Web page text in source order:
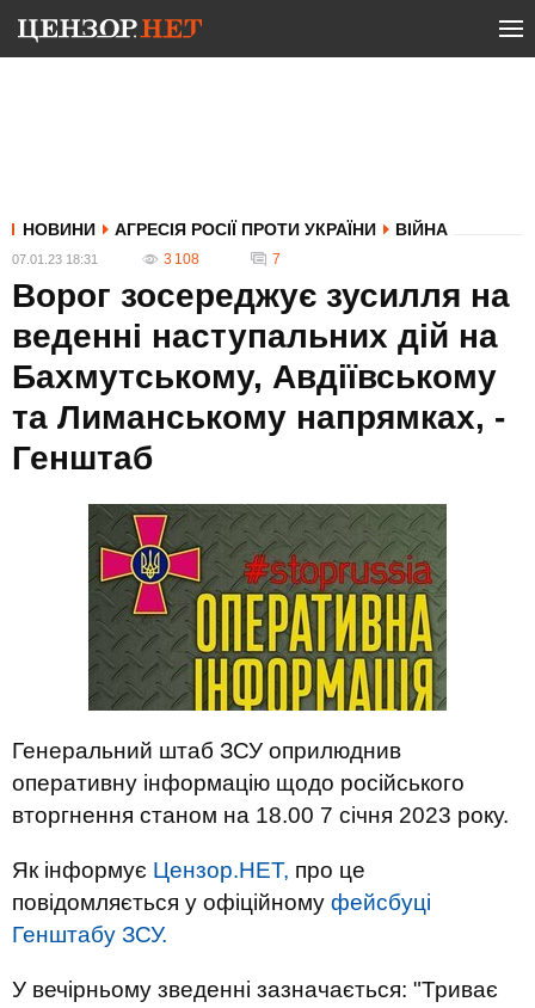
НОВИНИ АГРЕСІЯ РОСІЇ ПРОТИ УКРАЇНИ ВІЙНА
07.01.23 18:31 3 108 7
Ворог зосереджує зусилля на
веденні наступальних дій на
Бахмутському, Авдіївському
та Лиманському напрямках, -
Генштаб
Генеральний штаб ЗСУ оприлюднив
оперативну інформацію щодо російського
вторгнення станом на 18.00 7 січня 2023 року.
Як інформує Цензор.НЕТ, про це
повідомляється у офіційному фейсбуці
Генштабу ЗСУ.
У вечірньому зведенні зазначається: "Триває